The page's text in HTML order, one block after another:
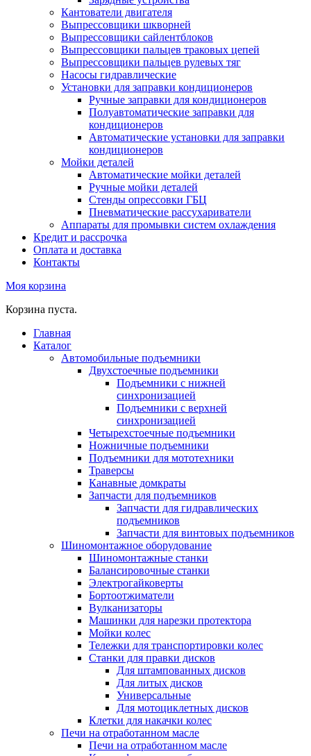
Кантователи двигателя
Выпрессовщики шкворней
Выпрессовщики сайлентблоков
Выпрессовщики пальцев траковых цепей
Выпрессовщики пальцев рулевых тяг
Насосы гидравлические
Установки для заправки кондиционеров
Ручные заправки для кондиционеров
Полуавтоматические заправки для
кондиционеров
Автоматические установки для заправки
кондиционеров
Мойки деталей
Автоматические мойки деталей
Ручные мойки деталей
Стенды опрессовки ГБЦ
Пневматические рассухариватели
Аппараты для промывки систем охлаждения
Кредит и рассрочка
Оплата и доставка
Контакты
Моя корзина
Корзина пуста.
Главная
Каталог
Автомобильные подъемники
Двухстоечные подъемники
Подъемники с нижней
синхронизацией
Подъемники с верхней
синхронизацией
Четырехстоечные подъемники
Ножничные подъемники
Подъемники для мототехники
Траверсы
Канавные домкраты
Запчасти для подъемников
Запчасти для гидравлических
подъемников
Запчасти для винтовых подъемников
Шиномонтажное оборудование
Шиномонтажные станки
Балансировочные станки
Электрогайковерты
Бортоотжиматели
Вулканизаторы
Машинки для нарезки протектора
Мойки колес
Тележки для транспортировки колес
Станки для правки дисков
Для штампованных дисков
Для литых дисков
Универсальные
Для мотоциклетных дисков
Клетки для накачки колес
Печи на отработанном масле
Печи на отработанном масле